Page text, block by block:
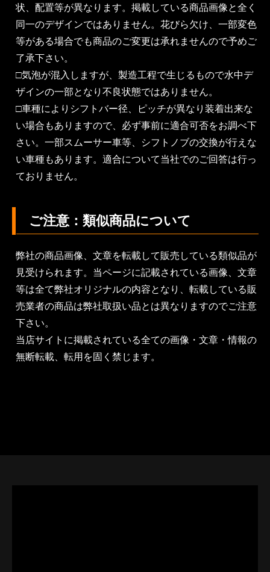
状、配置等が異なります。掲載している商品画像と全く
同一のデザインではありません。花びら欠け、一部変色
等がある場合でも商品のご変更は承れませんので予めご
了承下さい。
□気泡が混入しますが、製造工程で生じるもので水中デ
ザインの一部となり不良状態ではありません。
□車種によりシフトバー径、ピッチが異なり装着出来な
い場合もありますので、必ず事前に適合可否をお調べ下
さい。一部スムーサー車等、シフトノブの交換が行えな
い車種もあります。適合について当社でのご回答は行っ
ておりません。
ご注意：類似商品について
弊社の商品画像、文章を転載して販売している類似品が
見受けられます。当ページに記載されている画像、文章
等は全て弊社オリジナルの内容となり、転載している販
売業者の商品は弊社取扱い品とは異なりますのでご注意
下さい。
当店サイトに掲載されている全ての画像・文章・情報の
無断転載、転用を固く禁じます。